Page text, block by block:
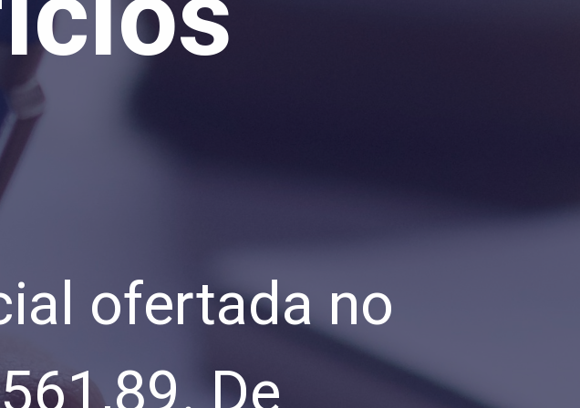
ofertada no
.De